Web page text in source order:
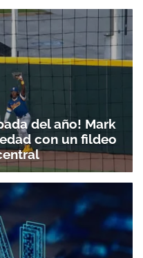
del año! Mark
con un fildeo